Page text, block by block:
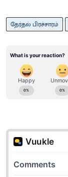
தேர்தல் பிரச்சாரம்